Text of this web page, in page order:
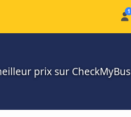
prix sur CheckMyBus